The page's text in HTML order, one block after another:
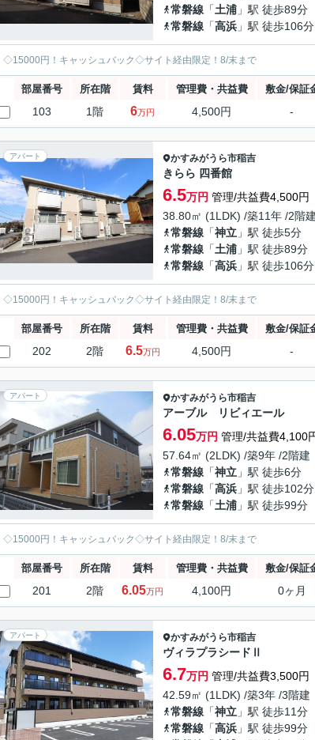
常磐線 「土浦 」駅 徒歩89分
常磐線 「高浜 」駅 徒歩106分
◇15000円！キャッシュバック◇サイト経由限定！8/末まで
部屋番号 所在階 賃料 管理費・共益費 敷金/保証
103 1階 6万円 4,500円 -
アパート かすみがうら市稲吉
きらら 四番館
6.5万円 管理/共益費4,500円
38.80㎡ (1LDK) /築11年 /2階建
常磐線 「神立 」駅 徒歩5分
常磐線 「土浦 」駅 徒歩89分
常磐線 「高浜 」駅 徒歩106分
◇15000円！キャッシュバック◇サイト経由限定！8/末まで
部屋番号 所在階 賃料 管理費・共益費 敷金/保証
202 2階 6.5万円 4,500円 -
アパート かすみがうら市稲吉
アーブル リビィエール
6.05万円 管理/共益費4,100
57.64㎡ (2LDK) /築9年 /2階建
常磐線 「神立 」駅 徒歩6分
常磐線 「高浜 」駅 徒歩102分
常磐線 「土浦 」駅 徒歩99分
◇15000円！キャッシュバック◇サイト経由限定！8/末まで
部屋番号 所在階 賃料 管理費・共益費 敷金/保証
201 2階 6.05万円 4,100円 0ヶ月
アパート かすみがうら市稲吉
ヴィラプラシードⅡ
6.7万円 管理/共益費3,500円
42.59㎡ (1LDK) /築3年 /3階建
常磐線 「神立 」駅 徒歩11分
常磐線 「高浜 」駅 徒歩99分